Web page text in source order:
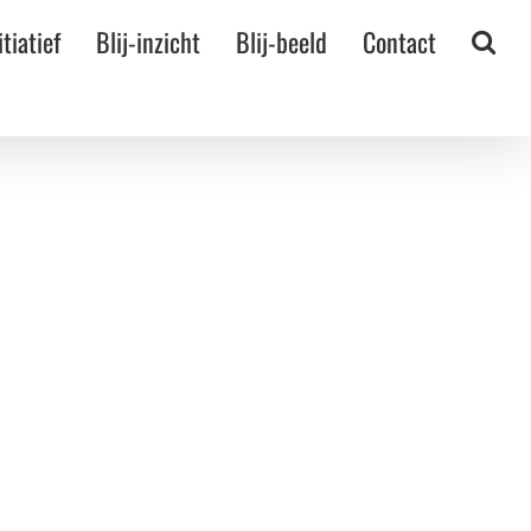
Blij-inzicht Blij-beeld Contact